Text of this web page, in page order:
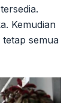
Kemudian
semua